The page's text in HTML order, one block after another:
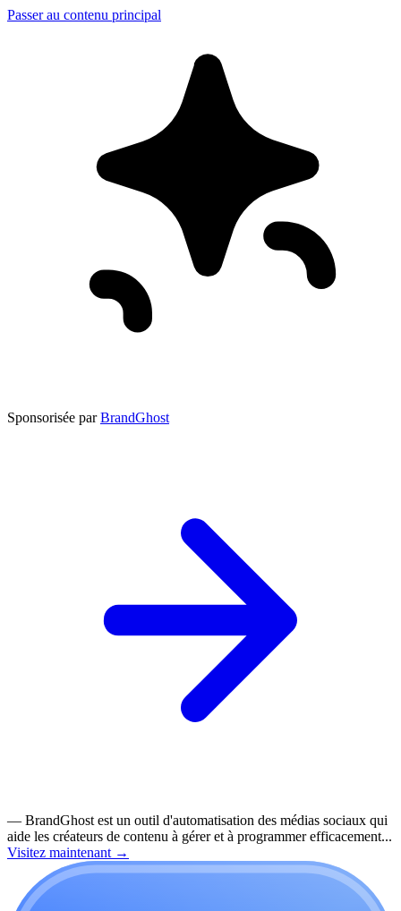
Passer au contenu principal
Sponsorisée par BrandGhost
— BrandGhost est un outil d'automatisation des médias sociaux qui
aide les créateurs de contenu à gérer et à programmer efficacement...
Visitez maintenant →